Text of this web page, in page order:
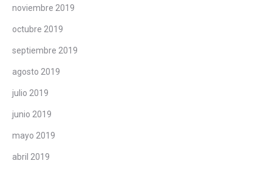
noviembre 2019
octubre 2019
septiembre 2019
agosto 2019
julio 2019
junio 2019
mayo 2019
abril 2019